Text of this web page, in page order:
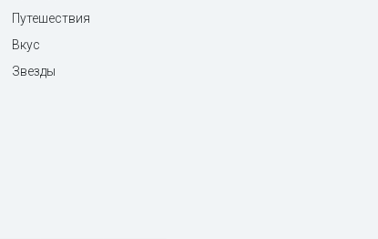
Путешествия
Вкус
Звезды